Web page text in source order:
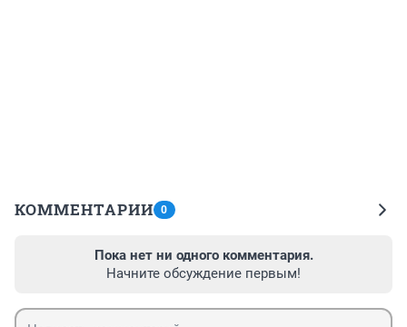
КОММЕНТАРИИ 0
Пока нет ни одного комментария.
Начните обсуждение первым!